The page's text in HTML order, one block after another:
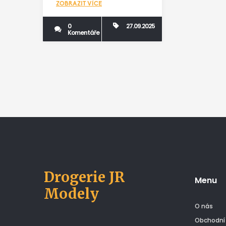
ZOBRAZIT VÍCE
0
Komentáře
27.09.2025
Drogerie JR
Modely
Menu
O nás